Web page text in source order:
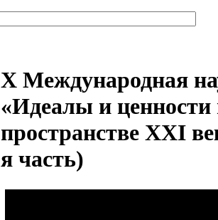
X Международная
«Идеалы и ценности
пространстве XXI
я часть)